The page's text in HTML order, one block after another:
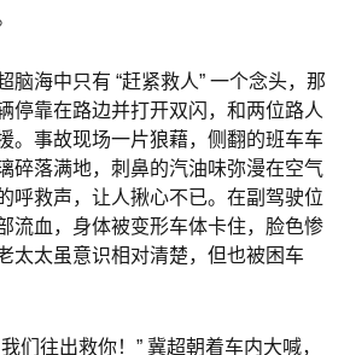
脑海中只有 “赶紧救人” 一个念头，那
停靠在路边并打开双闪，和两位路人
。事故现场一片狼藉，侧翻的班车车
碎落满地，刺鼻的汽油味弥漫在空气
呼救声，让人揪心不已。在副驾驶位
流血，身体被变形车体卡住，脸色惨
太太虽意识相对清楚，但也被困车
们往出救你！” 冀超朝着车内大喊，